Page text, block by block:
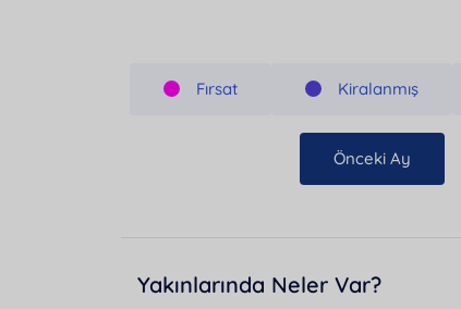
Fırsat Kiralanmış
Önceki Ay
Yakınlarında Neler Var?